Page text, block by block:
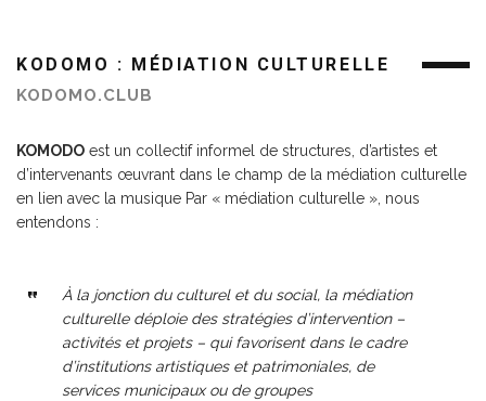
KODOMO : MÉDIATION CULTURELLE
KODOMO.CLUB
KOMODO est un collectif informel de structures, d’artistes et
d’intervenants œuvrant dans le champ de la médiation culturelle
en lien avec la musique Par « médiation culturelle », nous
entendons :
À la jonction du culturel et du social, la médiation
culturelle déploie des stratégies d’intervention –
activités et projets – qui favorisent dans le cadre
d’institutions artistiques et patrimoniales, de
services municipaux ou de groupes